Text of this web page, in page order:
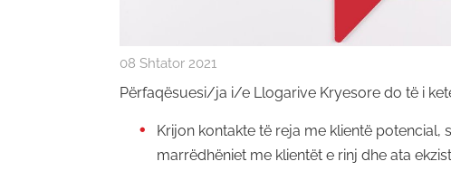
08 Shtator 2021
Përfaqësuesi/ja i/e Llogarive Kryesore do të i
Krijon kontakte të reja me klientë
marrëdhëniet me klientët e rinj dhe ata